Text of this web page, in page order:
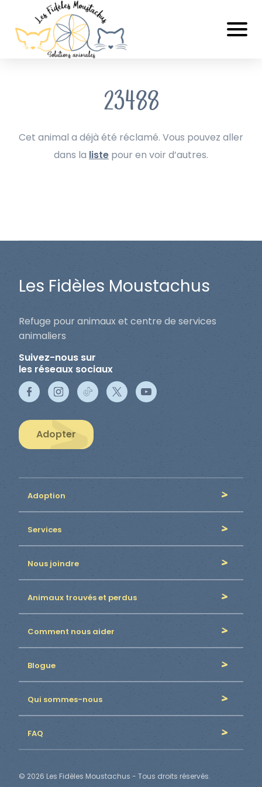
23488
Cet animal a déjà été réclamé. Vous pouvez aller
dans la liste pour en voir d’autres.
Les Fidèles Moustachus
Refuge pour animaux et centre de services
animaliers
Suivez-nous sur
les réseaux sociaux
Adopter
Adoption
Services
Nous joindre
Animaux trouvés et perdus
Comment nous aider
Blogue
Qui sommes-nous
FAQ
© 2026 Les Fidèles Moustachus - Tous droits réservés.